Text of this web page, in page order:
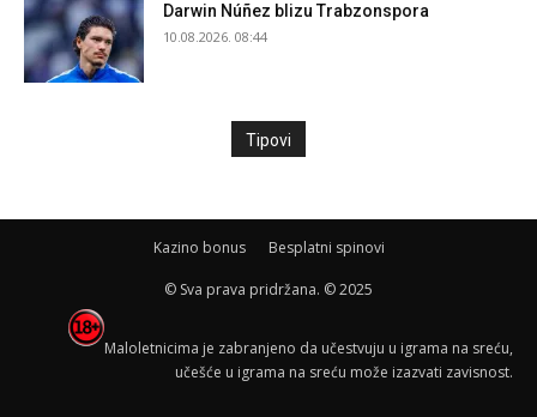
Darwin Núñez blizu Trabzonspora
10.08.2026. 08:44
Tipovi
Kazino bonus Besplatni spinovi
© Sva prava pridržana. © 2025
Maloletnicima je zabranjeno da učestvuju u igrama na sreću,
učešće u igrama na sreću može izazvati zavisnost.